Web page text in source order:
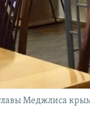
Меджлиса